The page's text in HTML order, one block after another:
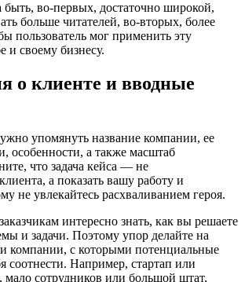
быть, во-первых, достаточно широкой,
больше читателей, во-вторых, более
пользователь мог применить эту
и своему бизнесу.
о клиенте и вводные
упомянуть название компании, ее
особенности, а также масштаб
что задача кейса — не
а показать вашу работу и
не увлекайтесь расхваливанием героя.
интересно знать, как вы решаете
и задачи. Поэтому упор делайте на
компании, с которыми потенциальные
соотнести. Например, стартап или
мало сотрудников или большой штат,